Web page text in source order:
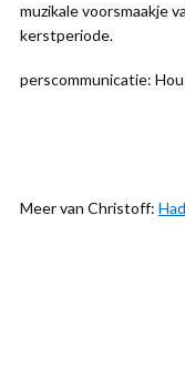
muzikale voorsmaakje
kerstperiode.
perscommunicatie:
Meer van Christoff: